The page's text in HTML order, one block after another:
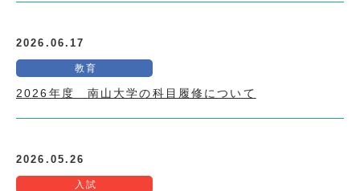
2026.06.17
教育
2026年度 南山大学の科目履修について
2026.05.26
入試